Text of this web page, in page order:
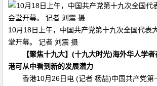
10月18日上午，中国共产党第十九次全国代表
堂开幕。 记者 刘震 摄
【聚焦十九大】(十九大时光)海外华人学
港可从中看到新的发展潜力
香港10月26日电 (记者 杨喆)中国共产党第